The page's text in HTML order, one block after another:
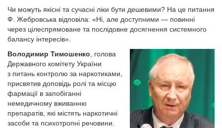
Чи можуть якісні та сучасні ліки бути дешевими? На це питання
Ф. Жебровська відповіла: «Ні, але доступними — повинні
через цілеспрямоване та послідовне досягнення системного
балансу інтересів».
Володимир Тимошенко, голова
Державного комітету України
з питань контролю за наркотиками,
присвятив доповідь ролі та місцю
фармації в запобіганні
немедичному вживанню
препаратів, які містять наркотичні
засоби та психотропні речовини.